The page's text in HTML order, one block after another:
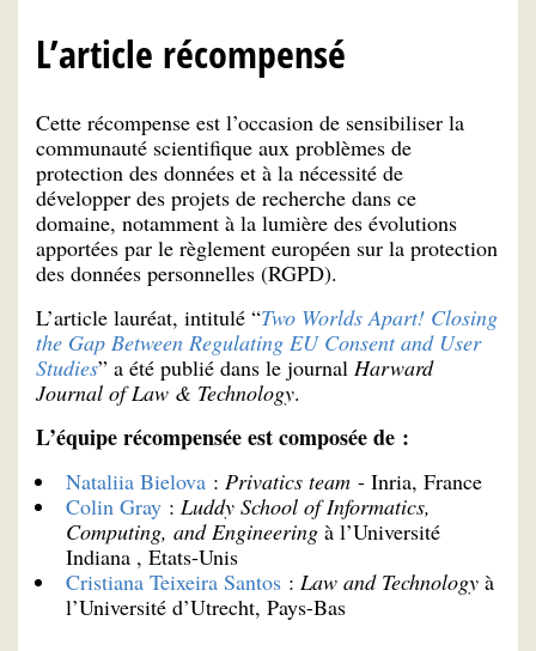
L’article récompensé
Cette récompense est l’occasion de sensibiliser la
communauté scientifique aux problèmes de
protection des données et à la nécessité de
développer des projets de recherche dans ce
domaine, notamment à la lumière des évolutions
apportées par le règlement européen sur la protection
des données personnelles (RGPD).
L’article lauréat, intitulé “Two Worlds Apart! Closing
the Gap Between Regulating EU Consent and User
Studies” a été publié dans le journal Harward
Journal of Law & Technology.
L’équipe récompensée est composée de :
Nataliia Bielova : Privatics team - Inria, France
Colin Gray : Luddy School of Informatics,
Computing, and Engineering à l’Université
Indiana , Etats-Unis
Cristiana Teixeira Santos : Law and Technology à
l’Université d’Utrecht, Pays-Bas